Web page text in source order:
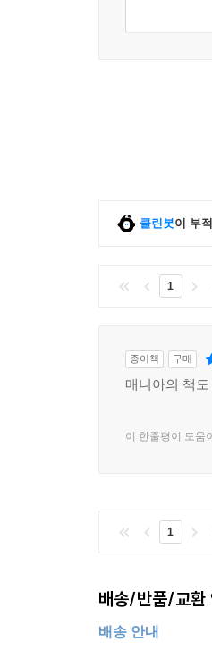
클린봇이 부
1
종이책 구매
매니아의 책
이 한줄평이 도움
1
배송/반품/교환
배송 안내